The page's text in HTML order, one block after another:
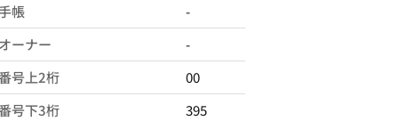
帳
-
ーナー
-
号上2桁
00
号下3桁
395